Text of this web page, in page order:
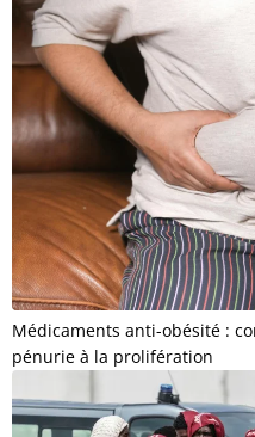
Médicaments anti-obésité :
pénurie à la prolifération